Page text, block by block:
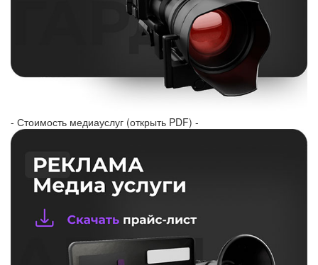
- Стоимость медиауслуг (открыть PDF) -